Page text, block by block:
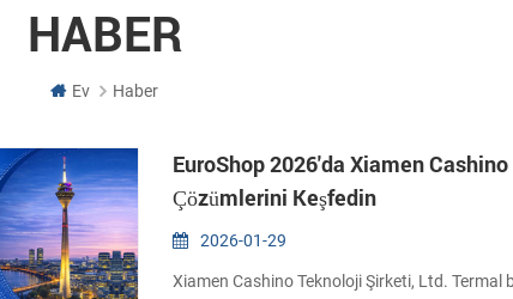
HABER
Ev Haber
EuroShop 2026'da Xiamen
Çözümlerini Keşfedin
2026-01-29
Xiamen Cashino Teknoloji Şirketi, Ltd. Termal